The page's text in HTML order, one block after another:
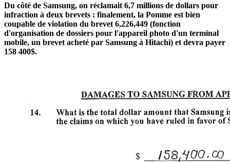
Du côté de Samsung, on réclamait 6,7 millions de dollars pour
infraction à deux brevets : finalement, la Pomme est bien
coupable de violation du brevet 6,226,449 (fonction
d'organisation de dossiers pour l'appareil photo d'un terminal
mobile, un brevet acheté par Samsung à Hitachi) et devra payer
158 400$.